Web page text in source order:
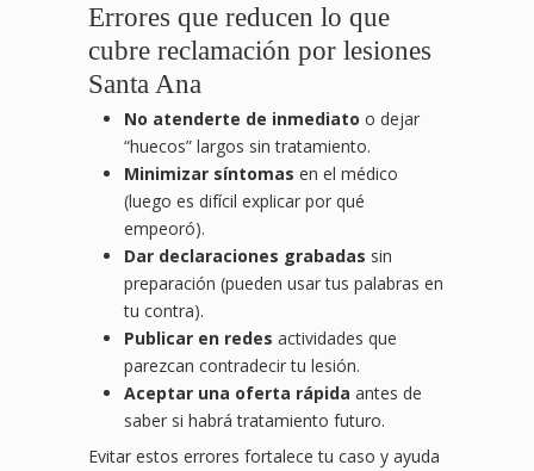
Errores que reducen lo que
cubre reclamación por lesiones
Santa Ana
No atenderte de inmediato o dejar
“huecos” largos sin tratamiento.
Minimizar síntomas en el médico
(luego es difícil explicar por qué
empeoró).
Dar declaraciones grabadas sin
preparación (pueden usar tus palabras en
tu contra).
Publicar en redes actividades que
parezcan contradecir tu lesión.
Aceptar una oferta rápida antes de
saber si habrá tratamiento futuro.
Evitar estos errores fortalece tu caso y ayuda